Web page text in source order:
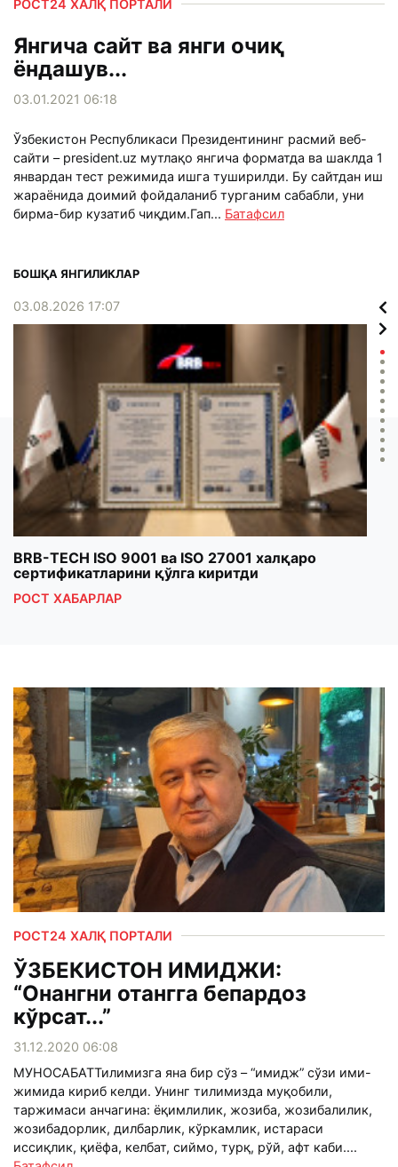
РОСТ24 ХАЛҚ ПОРТАЛИ
Янгича сайт ва янги очиқ
ёндашув...
03.01.2021 06:18
Ўзбекистон Республикаси Президентининг расмий веб-
сайти – president.uz мутлақо янгича форматда ва шаклда 1
январдан тест режимида ишга туширилди. Бу сайтдан иш
жараёнида доимий фойдаланиб турганим сабабли, уни
бирма-бир кузатиб чиқдим.Гап... Батафсил
БОШҚА ЯНГИЛИКЛАР
03.08.2026 17:07
BRB-TECH ISO 9001 ва ISO 27001 халқаро
сертификатларини қўлга киритди
РОСТ ХАБАРЛАР
РОСТ24 ХАЛҚ ПОРТАЛИ
ЎЗБЕКИСТОН ИМИДЖИ:
“Онангни отангга бепардоз
кўрсат...”
31.12.2020 06:08
МУНОСАБАТТилимизга яна бир сўз – “имидж” сўзи ими-
жимида кириб келди. Унинг тилимизда муқобили,
таржимаси анчагина: ёқимлилик, жозиба, жозибалилик,
жозибадорлик, дилбарлик, кўркамлик, истараси
иссиқлик, қиёфа, келбат, сиймо, турқ, рўй, афт каби....